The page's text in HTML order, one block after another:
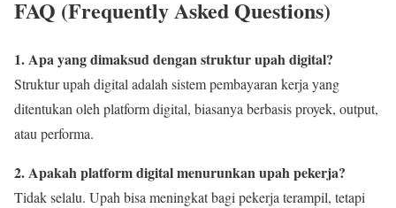
FAQ (Frequently Asked Questions)
1. Apa yang dimaksud dengan struktur upah digital?
Struktur upah digital adalah sistem pembayaran kerja yang
ditentukan oleh platform digital, biasanya berbasis proyek, output,
atau performa.
2. Apakah platform digital menurunkan upah pekerja?
Tidak selalu. Upah bisa meningkat bagi pekerja terampil, tetapi